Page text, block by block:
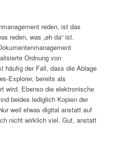
reden, ist das
reden, was „eh da“ ist.
Ordnung von
häufig der Fall, dass die Ablage
Explorer, bereits als
wird. Ebenso die elektronische
beides lediglich Kopien der
weil etwas digital anstatt auf
nicht wirklich viel. Gut, anstatt